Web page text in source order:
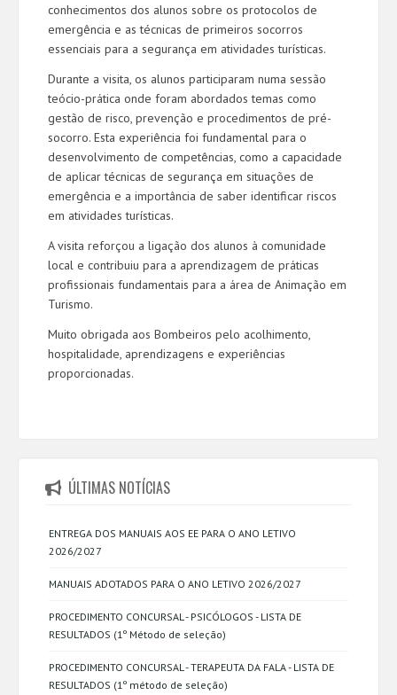
conhecimentos dos alunos sobre os protocolos de
emergência e as técnicas de primeiros socorros
essenciais para a segurança em atividades turísticas.
Durante a visita, os alunos participaram numa sessão
teócio-prática onde foram abordados temas como
gestão de risco, prevenção e procedimentos de pré-
socorro. Esta experiência foi fundamental para o
desenvolvimento de competências, como a capacidade
de aplicar técnicas de segurança em situações de
emergência e a importância de saber identificar riscos
em atividades turísticas.
A visita reforçou a ligação dos alunos à comunidade
local e contribuiu para a aprendizagem de práticas
profissionais fundamentais para a área de Animação em
Turismo.
Muito obrigada aos Bombeiros pelo acolhimento,
hospitalidade, aprendizagens e experiências
proporcionadas.
ÚLTIMAS NOTÍCIAS
ENTREGA DOS MANUAIS AOS EE PARA O ANO LETIVO
2026/2027
MANUAIS ADOTADOS PARA O ANO LETIVO 2026/2027
PROCEDIMENTO CONCURSAL - PSICÓLOGOS - LISTA DE
RESULTADOS (1º Método de seleção)
PROCEDIMENTO CONCURSAL - TERAPEUTA DA FALA - LISTA DE
RESULTADOS (1º método de seleção)